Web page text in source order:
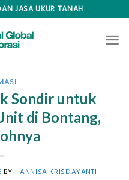
JASA UKUR TANAH
Sondir untuk
di Bontang,
BY HANNISA KRISDAYANTI